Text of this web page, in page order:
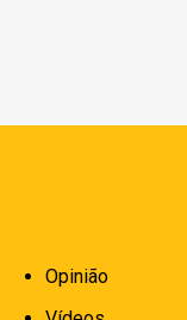
Opinião